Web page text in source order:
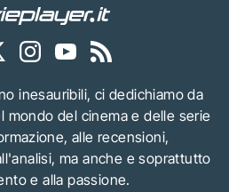
inesauribili, ci dedichiamo da
mondo del cinema e delle serie
alle recensioni,
ma anche e soprattutto
e alla passione.